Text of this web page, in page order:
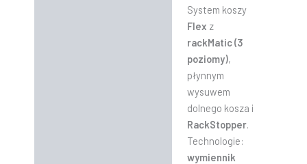
System koszy
Flex z
rackMatic (3
poziomy),
płynnym
wysuwem
dolnego kosza i
RackStopper.
Technologie:
wymiennik